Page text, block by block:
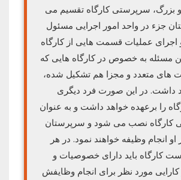
بزرگ، سرپرستی کارگاه تقسیم می
جزء در واحد امور اجرایی مسئول
اجرای عملیات قسمت هایی از کارگاه
مسئله به خصوص در کارگاه هایی که
های متعدد و مجزا هم تشکیل شده،
داشت. در این صورت فرد دیگری
را برعهده خواهد داشت و به عنوان
کارگاه نصب می شود و سرپرستان
انجام وظیفه خواهند نمود. در هر
کارگاه باید دارای خصوصیات و
مورد نظر برای انجام وظایفش